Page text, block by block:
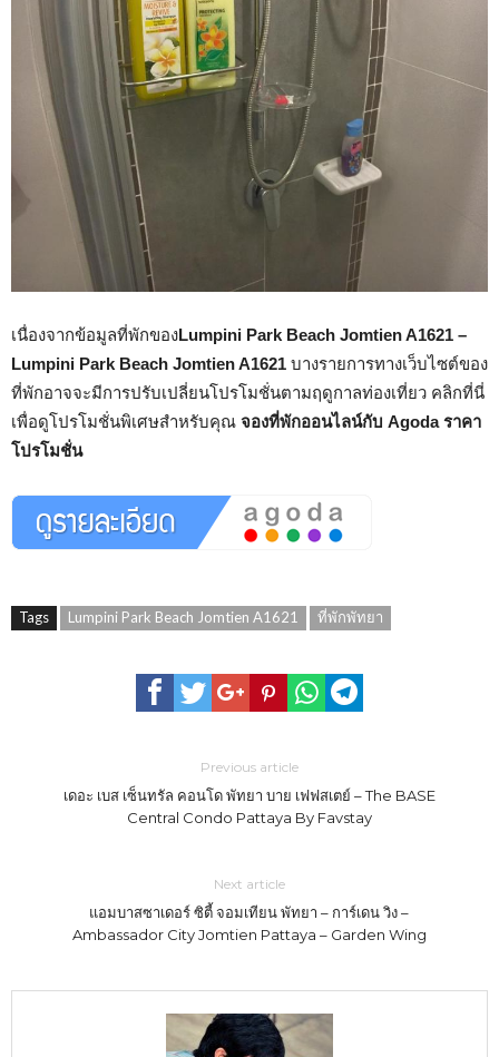
เนื่องจากข้อมูลที่พักของLumpini Park Beach Jomtien A1621 –
Lumpini Park Beach Jomtien A1621 บางรายการทางเว็บไซต์ของ
ที่พักอาจจะมีการปรับเปลี่ยนโปรโมชั่นตามฤดูกาลท่องเที่ยว คลิกที่นี่
เพื่อดูโปรโมชั่นพิเศษสำหรับคุณ จองที่พักออนไลน์กับ Agoda ราคา
โปรโมชั่น
Tags Lumpini Park Beach Jomtien A1621 ที่พักพัทยา
Previous article
เดอะ เบส เซ็นทรัล คอนโด พัทยา บาย เฟฟสเตย์ – The BASE
Central Condo Pattaya By Favstay
Next article
แอมบาสซาเดอร์ ซิตี้ จอมเทียน พัทยา – การ์เดน วิง –
Ambassador City Jomtien Pattaya – Garden Wing